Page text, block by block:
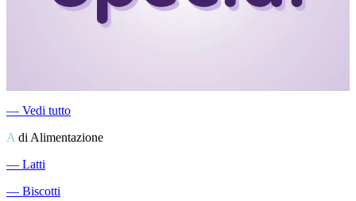
― Vedi tutto
A di Alimentazione
― Latti
― Biscotti